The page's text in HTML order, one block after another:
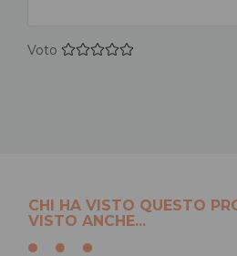
Voto
CHI HA VISTO QUESTO
VISTO ANCHE...